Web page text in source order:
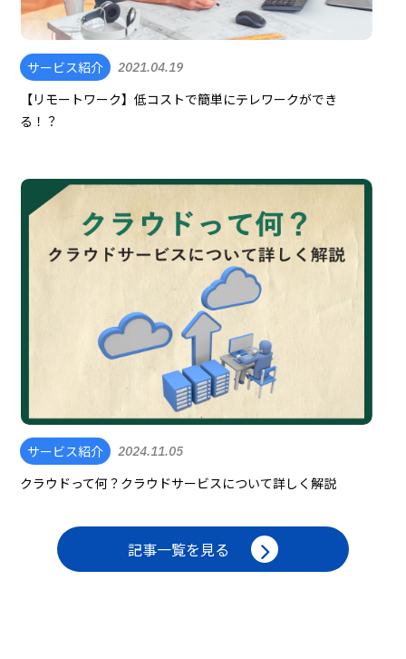
サービス紹介 2021.04.19
【リモートワーク】低コストで簡単にテレワークができ
る！？
サービス紹介 2024.11.05
クラウドって何？クラウドサービスについて詳しく解説
記事一覧を見る